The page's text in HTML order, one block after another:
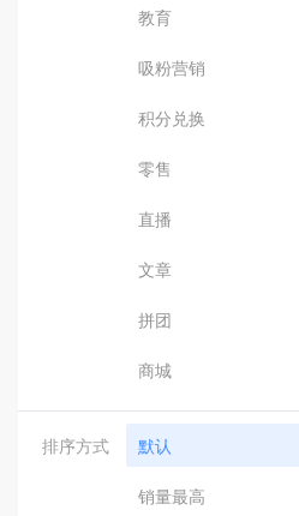
教育
吸粉营销
积分兑换
零售
直播
文章
拼团
商城
排序方式 默认
销量最高